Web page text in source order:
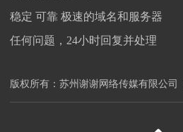
稳定 可靠 极速的域名和服务器
任何问题，24小时回复并处理
版权所有： 苏州谢谢网络传媒有限公司